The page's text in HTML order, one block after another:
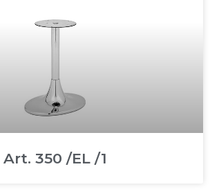
Art. 350 /EL /1